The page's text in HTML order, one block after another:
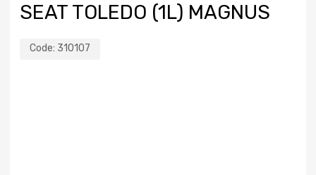
SEAT TOLEDO (1L) MAGNUS
Code: 310107